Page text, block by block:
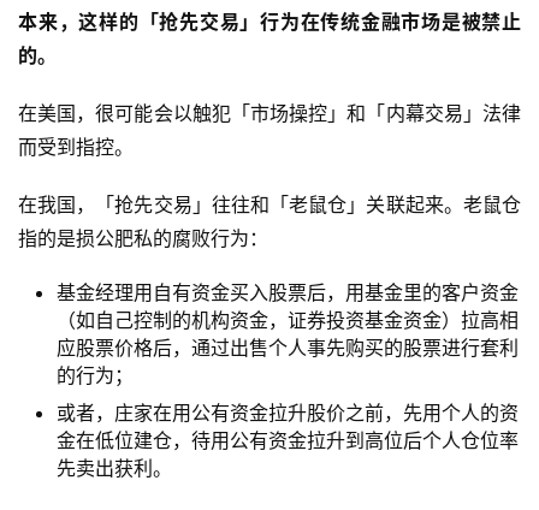
本来，这样的「抢先交易」行为在传统金融市场是被禁止
的。
在美国，很可能会以触犯「市场操控」和「内幕交易」法律
而受到指控。
在我国，「抢先交易」往往和「老鼠仓」关联起来。老鼠仓
指的是损公肥私的腐败行为：
基金经理用自有资金买入股票后，用基金里的客户资金
（如自己控制的机构资金，证券投资基金资金）拉高相
应股票价格后，通过出售个人事先购买的股票进行套利
的行为；
或者，庄家在用公有资金拉升股价之前，先用个人的资
金在低位建仓，待用公有资金拉升到高位后个人仓位率
先卖出获利。